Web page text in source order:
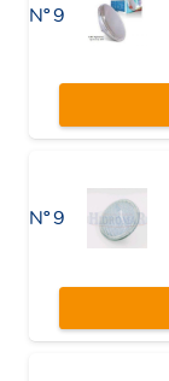
Nº 9
Nº 9